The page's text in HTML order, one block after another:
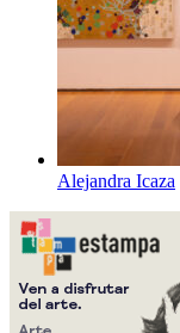
Alejandra Icaza